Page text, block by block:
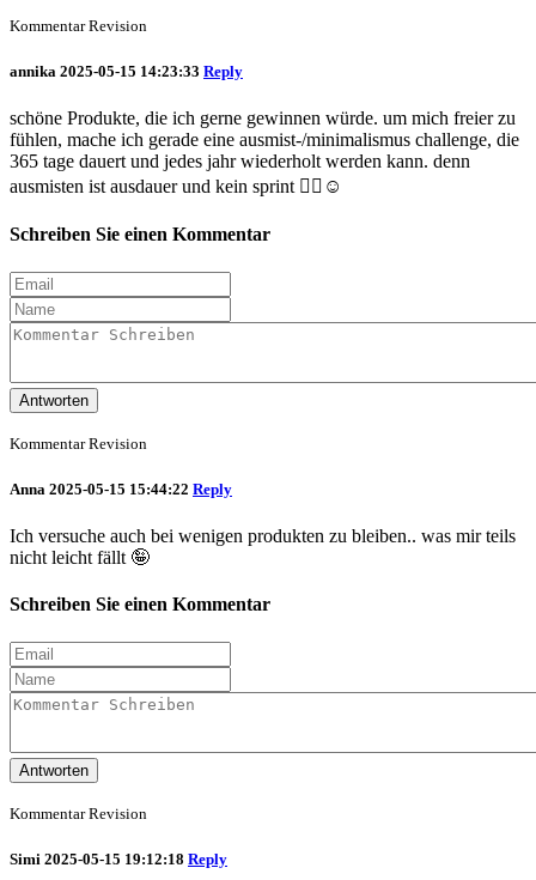
Kommentar Revision
annika 2025-05-15 14:23:33 Reply
schöne Produkte, die ich gerne gewinnen würde. um mich freier zu
fühlen, mache ich gerade eine ausmist-/minimalismus challenge, die
365 tage dauert und jedes jahr wiederholt werden kann. denn
ausmisten ist ausdauer und kein sprint 👍🏻☺️
Schreiben Sie einen Kommentar
Antworten
Kommentar Revision
Anna 2025-05-15 15:44:22 Reply
Ich versuche auch bei wenigen produkten zu bleiben.. was mir teils
nicht leicht fällt 🤪
Schreiben Sie einen Kommentar
Antworten
Kommentar Revision
Simi 2025-05-15 19:12:18 Reply